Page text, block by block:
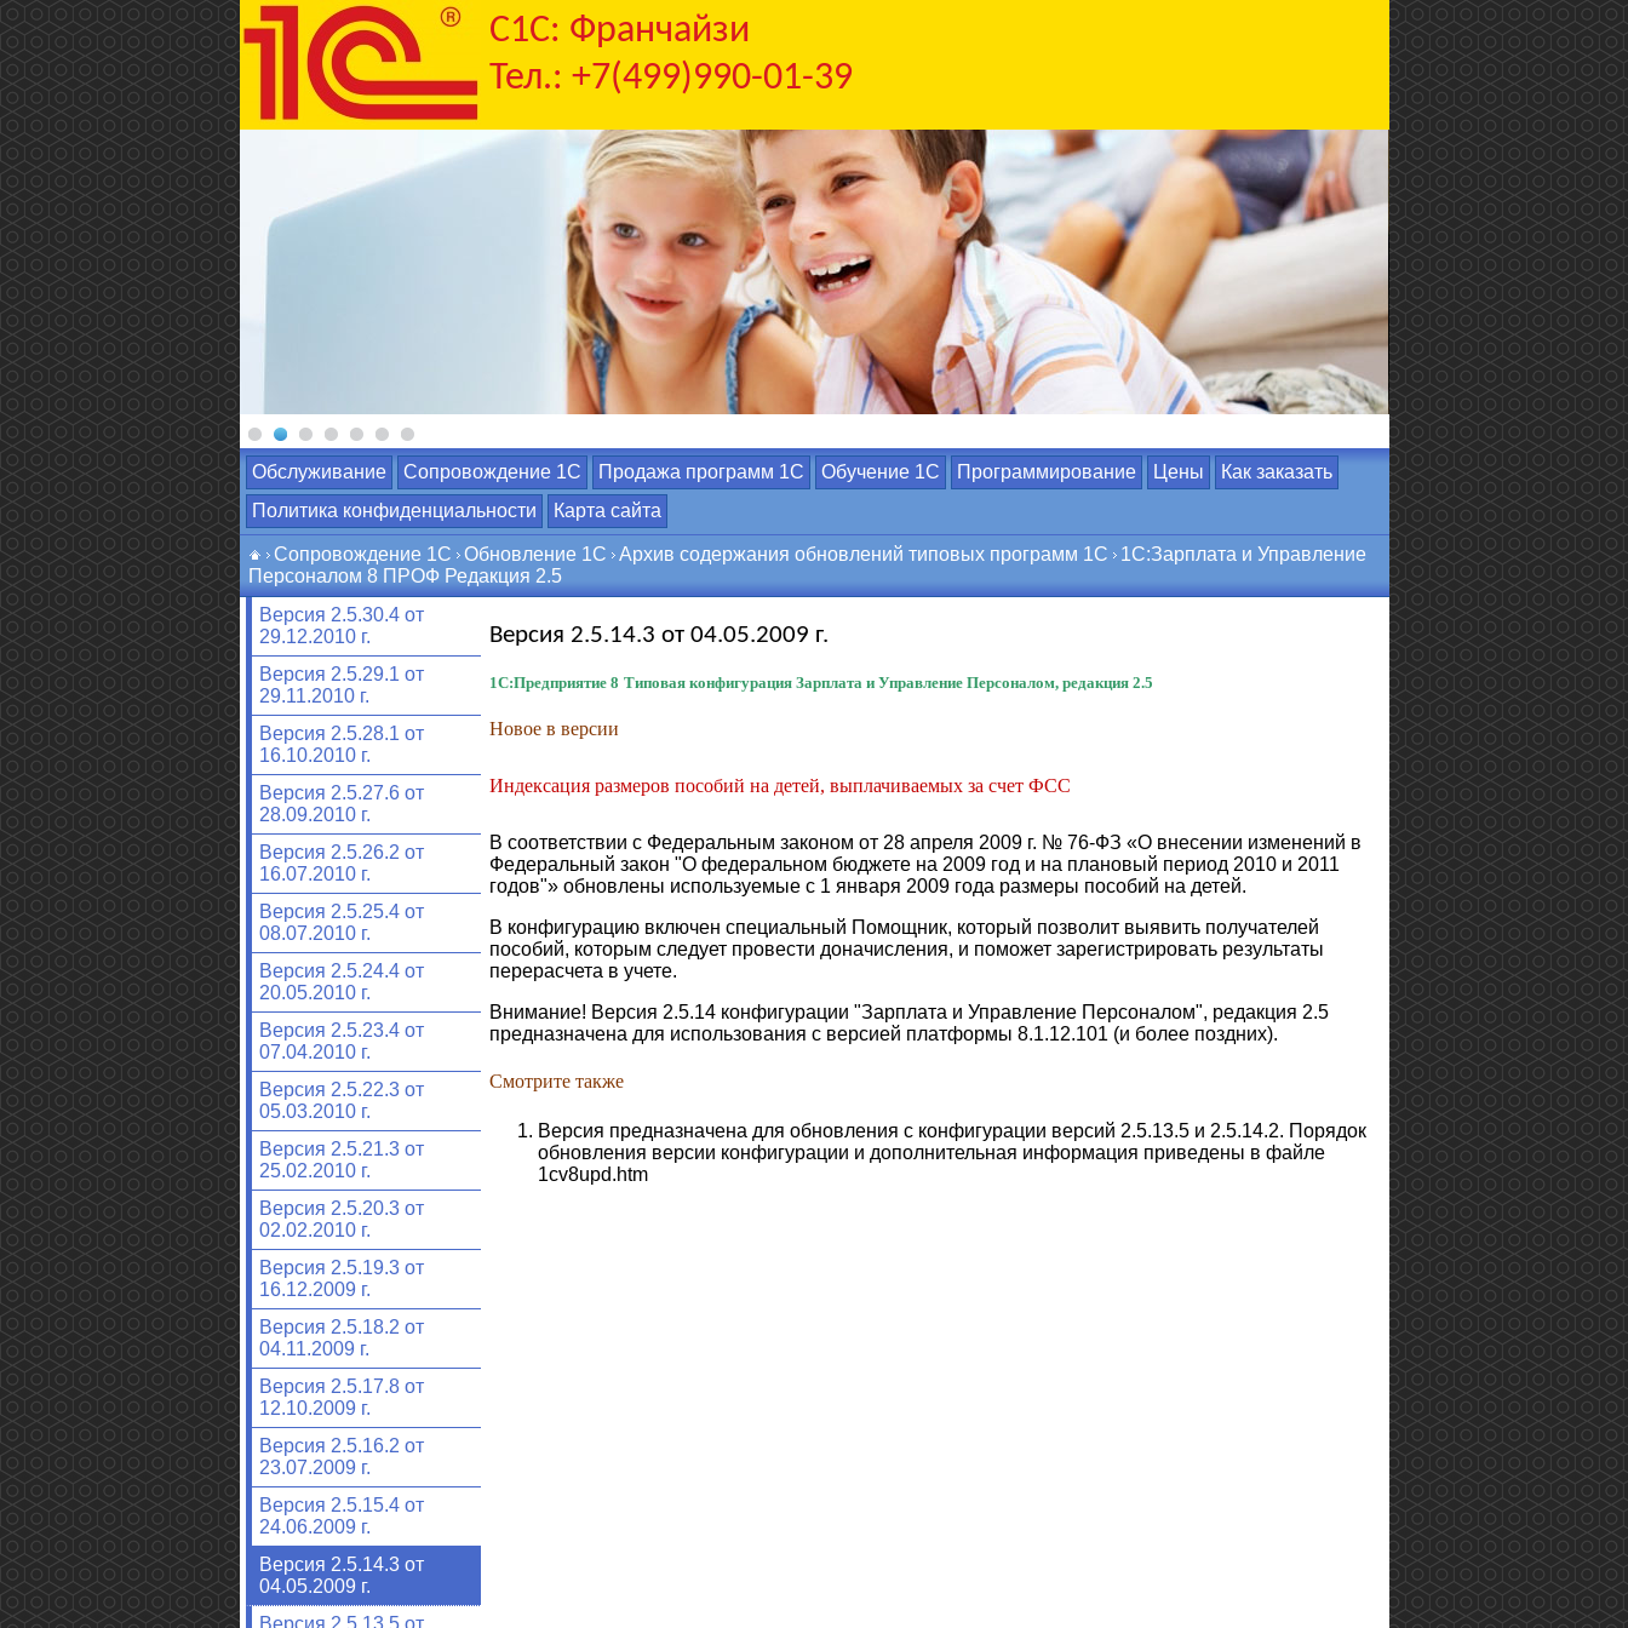
C1С: Франчайзи
Тел.: +7(499)990-01-39
Обслуживание Сопровождение 1С Продажа программ 1С Обучение 1С Программирование Цены
Как заказать
Политика конфиденциальности
Карта сайта
Сопровождение 1С Обновление 1С Архив содержания обновлений типовых программ 1С
1С:Зарплата и Управление
Персоналом 8 ПРОФ Редакция 2.5
Версия 2.5.30.4 от
29.12.2010 г.
Версия 2.5.29.1 от
29.11.2010 г.
Версия 2.5.28.1 от
16.10.2010 г.
Версия 2.5.27.6 от
28.09.2010 г.
Версия 2.5.26.2 от
16.07.2010 г.
Версия 2.5.25.4 от
08.07.2010 г.
Версия 2.5.24.4 от
20.05.2010 г.
Версия 2.5.23.4 от
07.04.2010 г.
Версия 2.5.22.3 от
05.03.2010 г.
Версия 2.5.21.3 от
25.02.2010 г.
Версия 2.5.20.3 от
02.02.2010 г.
Версия 2.5.19.3 от
16.12.2009 г.
Версия 2.5.18.2 от
04.11.2009 г.
Версия 2.5.17.8 от
12.10.2009 г.
Версия 2.5.16.2 от
23.07.2009 г.
Версия 2.5.15.4 от
24.06.2009 г.
Версия 2.5.14.3 от
04.05.2009 г.
Версия 2.5.13.5 от
Версия 2.5.14.3 от 04.05.2009 г.
1С:Предприятие 8 Типовая конфигурация Зарплата и Управление Персоналом, редакция 2.5
Новое в версии
Индексация размеров пособий на детей, выплачиваемых за счет ФСС
В соответствии с Федеральным законом от 28 апреля 2009 г. № 76-ФЗ «О внесении изменений в
Федеральный закон "О федеральном бюджете на 2009 год и на плановый период 2010 и 2011
годов"» обновлены используемые с 1 января 2009 года размеры пособий на детей.
В конфигурацию включен специальный Помощник, который позволит выявить получателей
пособий, которым следует провести доначисления, и поможет зарегистрировать результаты
перерасчета в учете.
Внимание! Версия 2.5.14 конфигурации "Зарплата и Управление Персоналом", редакция 2.5
предназначена для использования с версией платформы 8.1.12.101 (и более поздних).
Смотрите также
Версия предназначена для обновления с конфигурации версий 2.5.13.5 и 2.5.14.2. Порядок
обновления версии конфигурации и дополнительная информация приведены в файле
1cv8upd.htm